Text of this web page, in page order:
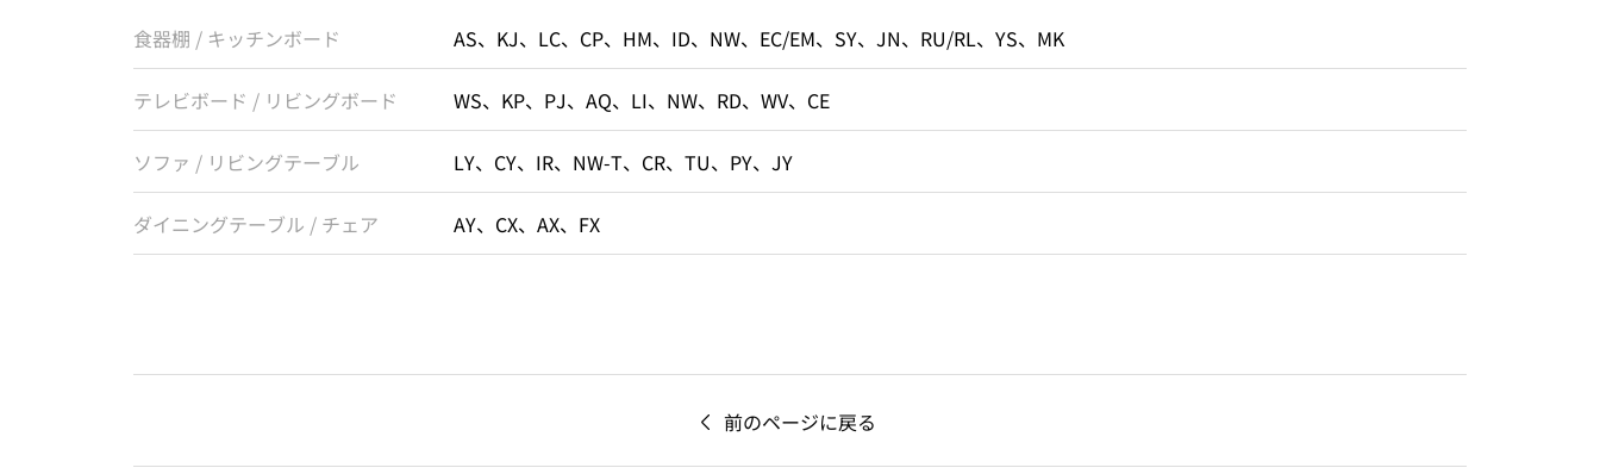
食器棚 / キッチンボード AS、KJ、LC、CP、HM、ID、NW、EC/EM、SY、JN、RU/RL、YS、MK
テレビボード / リビングボード WS、KP、PJ、AQ、LI、NW、RD、WV、CE
ソファ / リビングテーブル LY、CY、IR、NW-T、CR、TU、PY、JY
ダイニングテーブル / チェア AY、CX、AX、FX
前のページに戻る